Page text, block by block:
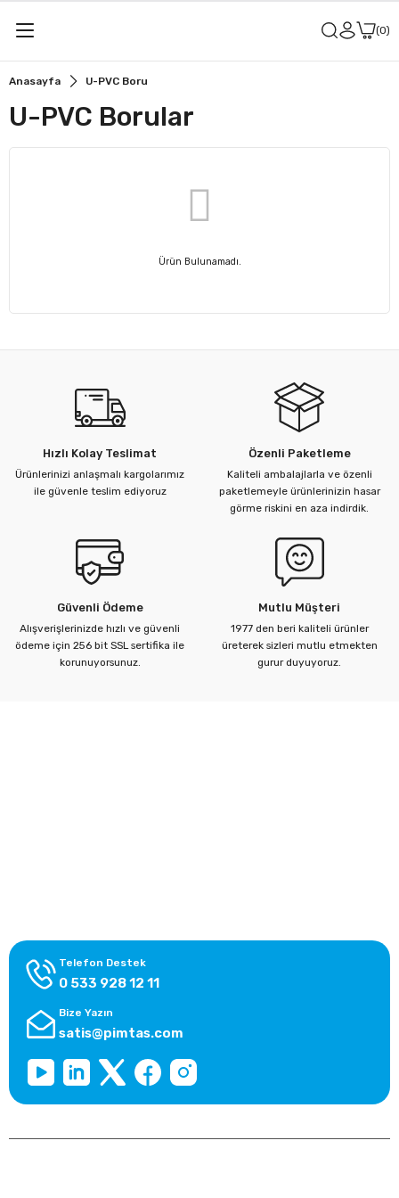
0
Anasayfa U-PVC Boru
U-PVC Borular
Ürün Bulunamadı.
Hızlı Kolay Teslimat
Ürünlerinizi anlaşmalı kargolarımız
ile güvenle teslim ediyoruz
Özenli Paketleme
Kaliteli ambalajlarla ve özenli
paketlemeyle ürünlerinizin hasar
görme riskini en aza indirdik.
Güvenli Ödeme
Alışverişlerinizde hızlı ve güvenli
ödeme için 256 bit SSL sertifika ile
korunuyorsunuz.
Mutlu Müşteri
1977 den beri kaliteli ürünler
üreterek sizleri mutlu etmekten
gurur duyuyoruz.
Telefon Destek
0 533 928 12 11
Bize Yazın
satis@pimtas.com